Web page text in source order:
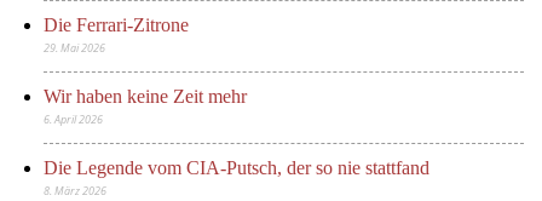
Die Ferrari-Zitrone
29. Mai 2026
Wir haben keine Zeit mehr
6. April 2026
Die Legende vom CIA-Putsch, der so nie stattfand
8. März 2026